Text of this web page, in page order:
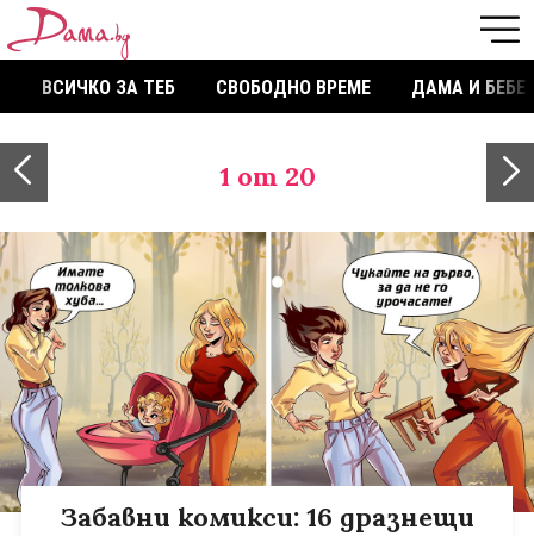
ВСИЧКО ЗА ТЕБ СВОБОДНО ВРЕМЕ ДАМА И БЕБЕ
1 от 20
Забавни комикси: 16 дразнещи